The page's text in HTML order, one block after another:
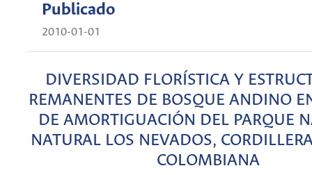
Publicado
2010-01-01
DIVERSIDAD FLORÍSTICA Y
REMANENTES DE BOSQUE ANDINO
DE AMORTIGUACIÓN DEL PARQUE
NATURAL LOS NEVADOS,
COLOMBIANA